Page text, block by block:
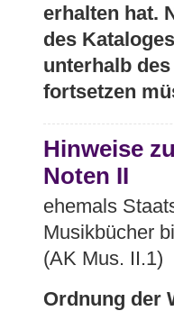
erhalten hat.
des
unterhalb
fortsetzen
Hinweise
Noten II
ehemals
Musikbücher
(AK Mus. II.1)
Ordnung der